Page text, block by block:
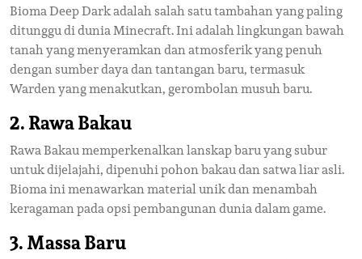
Bioma Deep Dark adalah salah satu tambahan yang paling
ditunggu di dunia Minecraft. Ini adalah lingkungan bawah
tanah yang menyeramkan dan atmosferik yang penuh
dengan sumber daya dan tantangan baru, termasuk
Warden yang menakutkan, gerombolan musuh baru.
2. Rawa Bakau
Rawa Bakau memperkenalkan lanskap baru yang subur
untuk dijelajahi, dipenuhi pohon bakau dan satwa liar asli.
Bioma ini menawarkan material unik dan menambah
keragaman pada opsi pembangunan dunia dalam game.
3. Massa Baru